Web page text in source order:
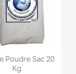
rapide
Poudre Sac 20
Kg